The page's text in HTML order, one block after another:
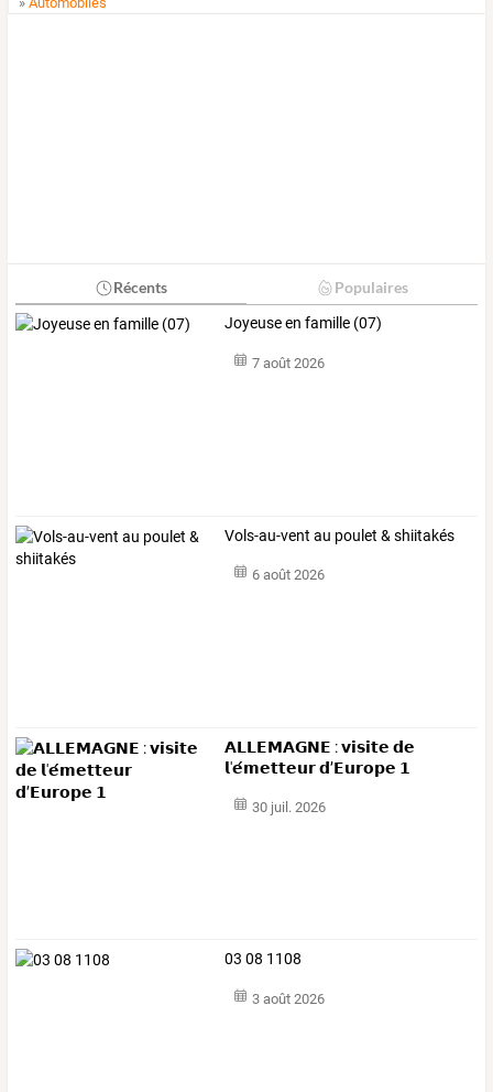
Récents Populaires
Joyeuse en famille (07)
7 août 2026
Vols-au-vent au poulet & shiitakés
6 août 2026
𝗔𝗟𝗟𝗘𝗠𝗔𝗚𝗡𝗘 : 𝘃𝗶𝘀𝗶𝘁𝗲 𝗱𝗲
𝗹'𝗲́𝗺𝗲𝘁𝘁𝗲𝘂𝗿 𝗱’𝗘𝘂𝗿𝗼𝗽𝗲 𝟭
30 juil. 2026
03 08 1108
3 août 2026